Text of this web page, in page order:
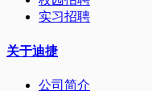
实习招聘
关于迪捷
公司简介